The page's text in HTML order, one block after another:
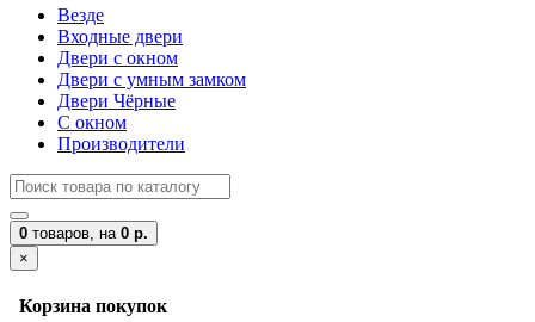
Везде
Входные двери
Двери с окном
Двери с умным замком
Двери Чёрные
C окном
Производители
0 товаров, на 0 р.
×
Корзина покупок